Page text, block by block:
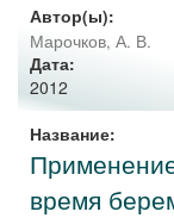
Автор(ы):
Марочков, А. В.
Дата:
2012
Название:
время